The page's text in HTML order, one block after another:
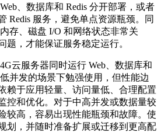
、数据库和 Redis 分开部署，或者
Redis 服务，避免单点资源瓶颈。同
存、磁盘 I/O 和网络状态非常关
题，才能保证服务稳定运行。
服务器同时运行 Web、数据库和
并发的场景下勉强使用，但性能边
赖于应用轻量、访问量低、合理配置
控和优化。对于中高并发或数据量较
较高，容易出现性能瓶颈和故障。使
划，并随时准备扩展或迁移到更高配